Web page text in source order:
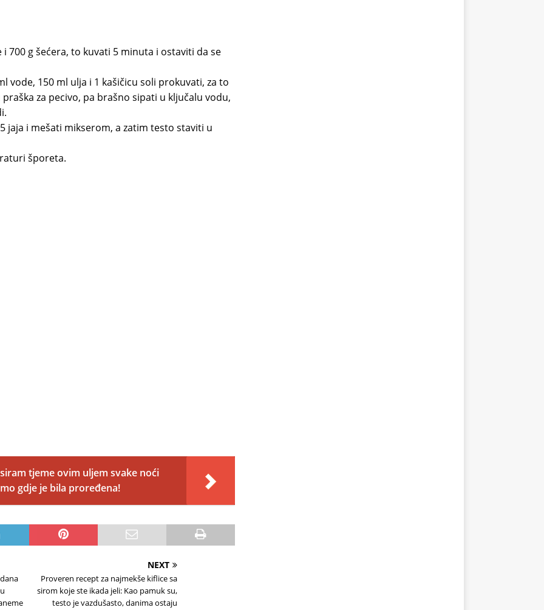
700 g šećera, to kuvati 5 minuta i ostaviti da se
150 ml ulja i 1 kašičicu soli prokuvati, za to
za pecivo, pa brašno sipati u ključalu vodu,
jaja i mešati mikserom, a zatim testo staviti u
šporeta.
tjeme ovim uljem svake noći
gdje je bila proređena!
NEXT
Proveren recept za najmekše kiflice sa
sirom koje ste ikada jeli: Kao pamuk su,
testo je vazdušasto, danima ostaju